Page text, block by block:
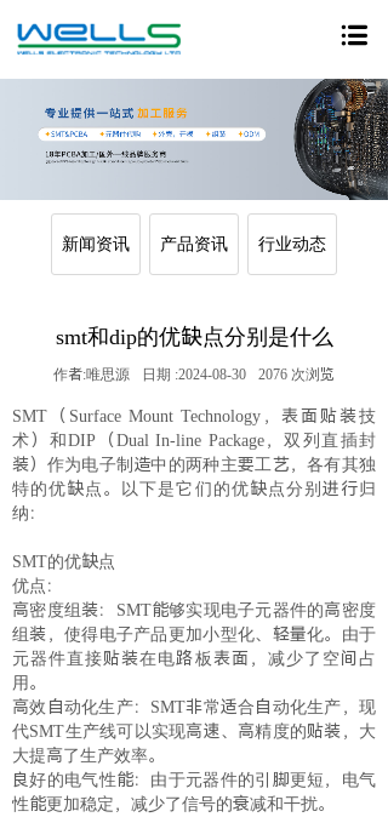
新闻资讯 产品资讯 行业动态
smt和dip的优缺点分别是什么
作者:唯思源 日期 :2024-08-30 2076 次浏览
SMT（Surface Mount Technology，表面贴装技
术）和DIP（Dual In-line Package，双列直插封
装）作为电子制造中的两种主要工艺，各有其独
特的优缺点。以下是它们的优缺点分别进行归
纳：
SMT的优缺点
优点：
高密度组装：SMT能够实现电子元器件的高密度
组装，使得电子产品更加小型化、轻量化。由于
元器件直接贴装在电路板表面，减少了空间占
用。
高效自动化生产：SMT非常适合自动化生产，现
代SMT生产线可以实现高速、高精度的贴装，大
大提高了生产效率。
良好的电气性能：由于元器件的引脚更短，电气
性能更加稳定，减少了信号的衰减和干扰。